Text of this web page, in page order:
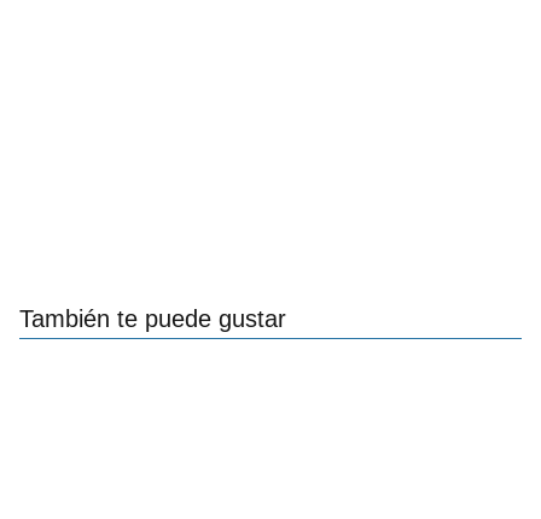
También te puede gustar